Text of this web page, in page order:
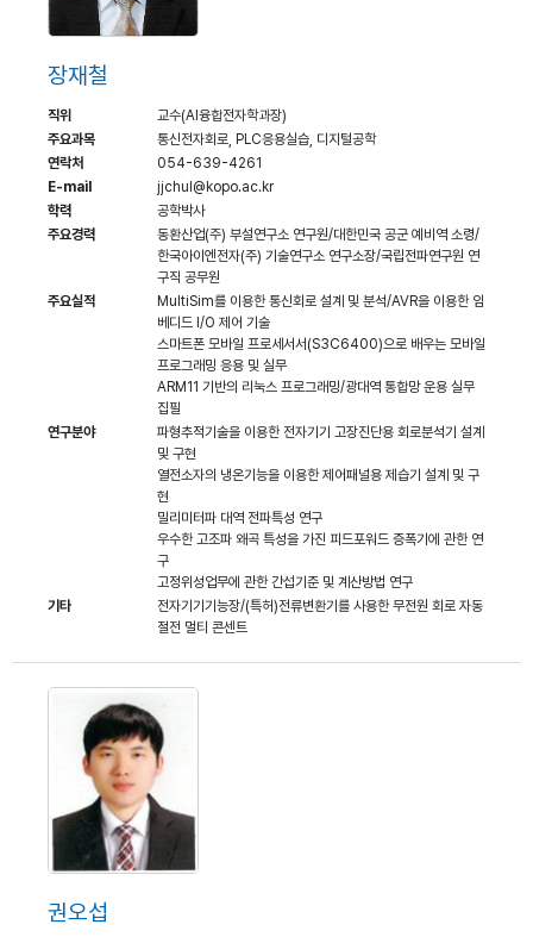
장재철
직위
교수(AI융합전자학과장)
주요과목
통신전자회로, PLC응용실습, 디지털공학
연락처
054-639-4261
E-mail
jjchul@kopo.ac.kr
학력
공학박사
주요경력
동환산업(주) 부설연구소 연구원/대한민국 공군 예비역 소령/
한국아이엔전자(주) 기술연구소 연구소장/국립전파연구원 연
구직 공무원
주요실적
MultiSim를 이용한 통신회로 설계 및 분석/AVR을 이용한 임
베디드 I/O 제어 기술
스마트폰 모바일 프로세서서(S3C6400)으로 배우는 모바일
프로그래밍 응용 및 실무
ARM11 기반의 리눅스 프로그래밍/광대역 통합망 운용 실무
집필
연구분야
파형추적기술을 이용한 전자기기 고장진단용 회로분석기 설계
및 구현
열전소자의 냉온기능을 이용한 제어패널용 제습기 설계 및 구
현
밀리미터파 대역 전파특성 연구
우수한 고조파 왜곡 특성을 가진 피드포워드 증폭기에 관한 연
구
고정위성업무에 관한 간섭기준 및 계산방법 연구
기타
전자기기기능장/(특허)전류변환기를 사용한 무전원 회로 자동
절전 멀티 콘센트
권오섭